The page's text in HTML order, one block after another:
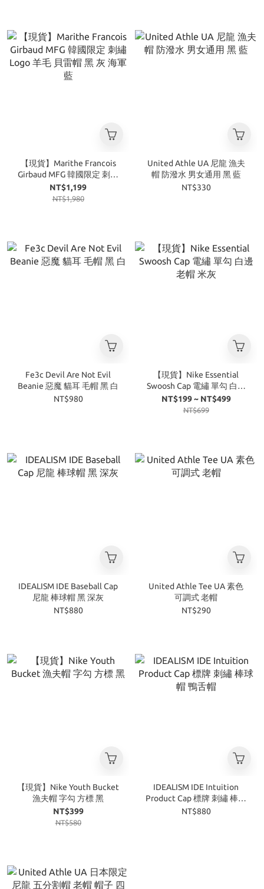
【現貨】Marithe Francois
Girbaud MFG 韓國限定 刺繡
Logo 羊毛 貝雷帽 黑 灰 海軍
藍
NT$1,199
NT$1,980
United Athle UA 尼龍 漁夫
帽 防潑水 男女通用 黑 藍
NT$330
Fe3c Devil Are Not Evil
Beanie 惡魔 貓耳 毛帽 黑 白
NT$980
【現貨】Nike Essential
Swoosh Cap 電繡 單勾 白邊
老帽 米灰
NT$199 ~ NT$499
NT$699
IDEALISM IDE Baseball Cap
尼龍 棒球帽 黑 深灰
NT$880
United Athle Tee UA 素色
可調式 老帽
NT$290
【現貨】Nike Youth Bucket
漁夫帽 字勾 方標 黑
NT$399
NT$580
IDEALISM IDE Intuition
Product Cap 標牌 刺繡 棒球
帽 鴨舌帽
NT$880